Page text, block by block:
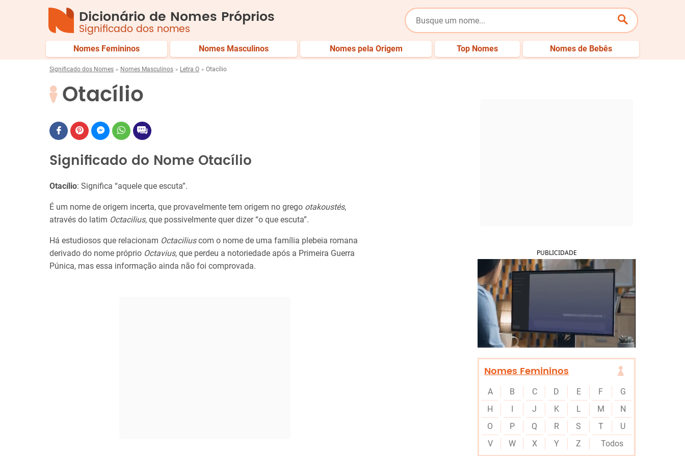
Dicionário de Nomes Próprios
Significado dos nomes
Nomes Femininos Nomes Masculinos Nomes pela Origem Top Nomes Nomes de Bebês
Significado dos Nomes Nomes Masculinos Letra O Otacílio
Otacílio
Significado do Nome Otacílio
Otacílio: Significa “aquele que escuta”.
É um nome de origem incerta, que provavelmente tem origem no grego otakoustés,
através do latim Octacilius, que possivelmente quer dizer “o que escuta”.
Há estudiosos que relacionam Octaciliuscom o nome de uma família plebeia romana
derivado do nome próprio Octavius, que perdeu a notoriedade após a Primeira Guerra
Púnica, mas essa informação ainda não foi comprovada.
PUBLICIDADE
Nomes Femininos
A B C D E F
G
H
I J K L M
N
O
P Q R S T
U
V
W X Y Z Todos